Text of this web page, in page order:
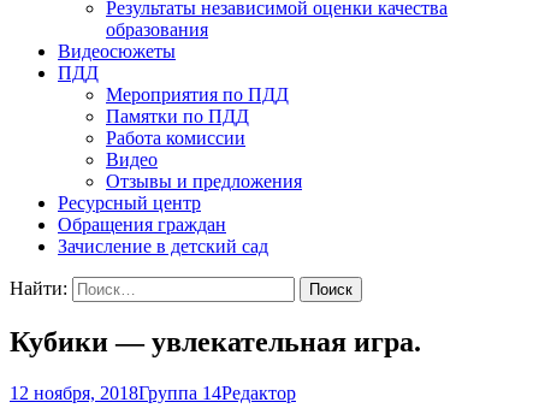
Результаты независимой оценки качества
образования
Видеосюжеты
ПДД
Мероприятия по ПДД
Памятки по ПДД
Работа комиссии
Видео
Отзывы и предложения
Ресурсный центр
Обращения граждан
Зачисление в детский сад
Найти:
Кубики — увлекательная игра.
12 ноября, 2018Группа 14Редактор